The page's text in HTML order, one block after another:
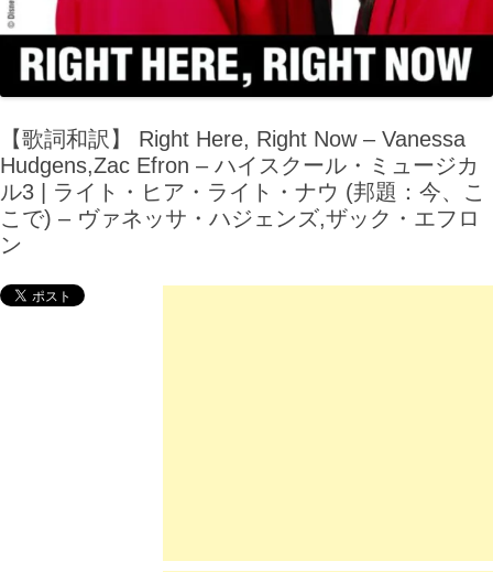
【歌詞和訳】 Right Here, Right Now – Vanessa
Hudgens,Zac Efron – ハイスクール・ミュージカ
ル3 | ライト・ヒア・ライト・ナウ (邦題：今、こ
こで) – ヴァネッサ・ハジェンズ,ザック・エフロ
ン